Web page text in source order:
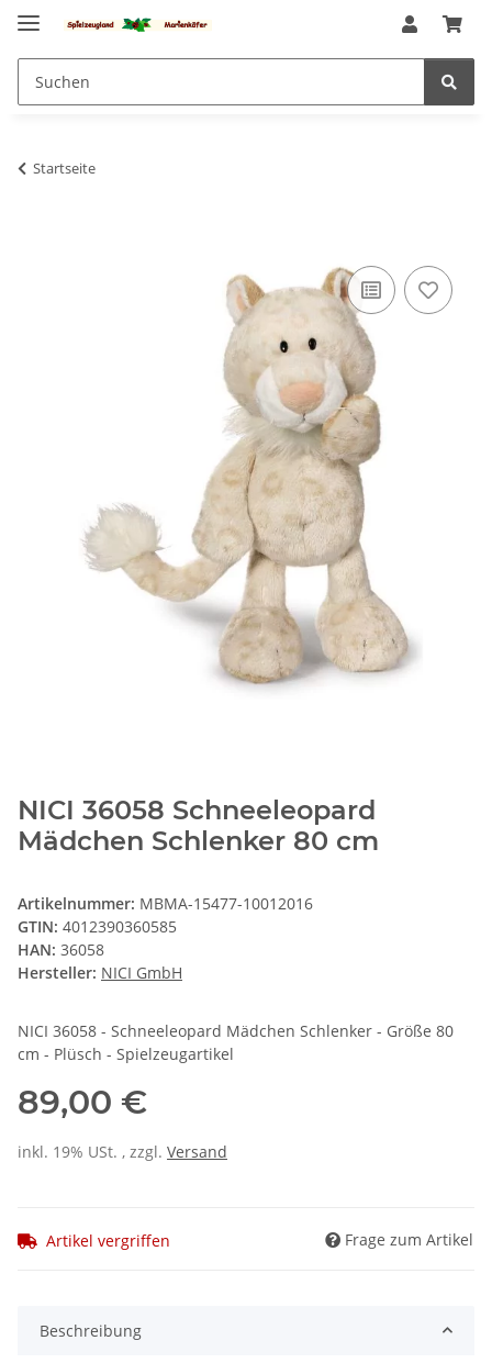
Startseite
NICI 36058 Schneeleopard
Mädchen Schlenker 80 cm
Artikelnummer: MBMA-15477-10012016
GTIN: 4012390360585
HAN: 36058
Hersteller: NICI GmbH
NICI 36058 - Schneeleopard Mädchen Schlenker - Größe 80
cm - Plüsch - Spielzeugartikel
89,00 €
inkl. 19% USt. , zzgl. Versand
Artikel vergriffen Frage zum Artikel
Beschreibung